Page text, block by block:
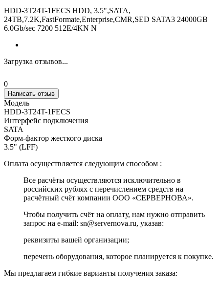
HDD-3T24T-1FECS HDD, 3.5",SATA,
24TB,7.2K,FastFormate,Enterprise,CMR,SED SATA3 24000GB
6.0Gb/sec 7200 512E/4KN N
Загрузка отзывов...
0
Написать отзыв
Модель
HDD-3T24T-1FECS
Интерфейс подключения
SATA
Форм-фактор жесткого диска
3.5" (LFF)
Оплата осуществляется следующим способом :
Все расчёты осуществляются исключительно в
российских рублях с перечислением средств на
расчётный счёт компании ООО «СЕРВЕРНОВА».
Чтобы получить счёт на оплату, нам нужно отправить
запрос на e-mail: sn@servernova.ru, указав:
реквизиты вашей организации;
перечень оборудования, которое планируется к покупке.
Мы предлагаем гибкие варианты получения заказа: